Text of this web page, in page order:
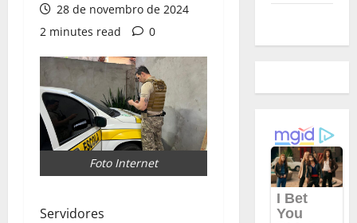
28 de novembro de 2024
2 minutes read
0
Foto Internet
Servidores